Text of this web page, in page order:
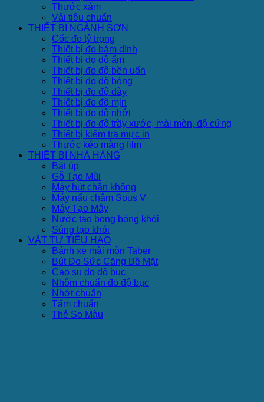
Thước xám
Vải tiêu chuẩn
THIẾT BỊ NGÀNH SƠN
Cốc đo tỷ trọng
Thiết bị đo bám dính
Thiết bị đo độ ẩm
Thiết bị đo độ bền uốn
Thiết bị đo độ bóng
Thiết bị đo độ dày
Thiết bị đo độ mịn
Thiết bị đo độ nhớt
Thiết bị đo độ trầy xước, mài mòn, độ cứng
Thiết bị kiểm tra mực in
Thước kéo màng film
THIẾT BỊ NHÀ HÀNG
Bát úp
Gỗ Tạo Mùi
Máy hút chân không
Máy nấu chậm Sous V
Máy Tạo Mây
Nước tạo bong bóng khói
Súng tạo khói
VẬT TƯ TIÊU HAO
Bánh xe mài mòn Taber
Bút Đo Sức Căng Bề Mặt
Cao su đo độ bục
Nhôm chuẩn đo độ bục
Nhớt chuẩn
Tấm chuẩn
Thẻ So Màu